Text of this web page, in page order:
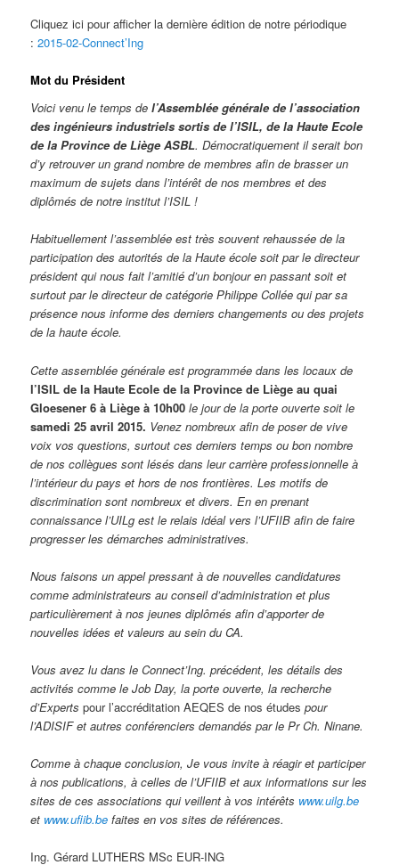
Cliquez ici pour afficher la dernière édition de notre périodique
:2015-02-Connect’Ing
Mot du Président
Voici venu le temps del’Assemblée générale de l’association
des ingénieurs industriels sortis de l’ISIL, de la Haute Ecole
de la Province de Liège ASBL. Démocratiquement il serait bon
d’y retrouver un grand nombre de membres afin de brasser un
maximum de sujets dans l’intérêt de nos membres et des
diplômés de notre institut l’ISIL !
Habituellement l’assemblée est très souvent rehaussée de la
participation des autorités de la Haute école soit par le directeur
président qui nous fait l’amitié d’un bonjour en passant soit et
surtout par le directeur de catégorie Philippe Collée qui par sa
présence nous informe des derniers changements ou des projets
de la haute école.
Cette assemblée générale est programmée dans les locaux de
l’ISIL de la Haute Ecole de la Province de Liège au quai
Gloesener 6 à Liège à 10h00 le jour de la porte ouverte soit le
samedi 25 avril 2015. Venez nombreux afin de poser de vive
voix vos questions, surtout ces derniers temps ou bon nombre
de nos collègues sont lésés dans leur carrière professionnelle à
l’intérieur du pays et hors de nos frontières. Les motifs de
discrimination sont nombreux et divers. En en prenant
connaissance l’UILg est le relais idéal vers l’UFIIB afin de faire
progresser les démarches administratives.
Nous faisons un appel pressant à de nouvelles candidatures
comme administrateurs au conseil d’administration et plus
particulièrement à nos jeunes diplômés afin d’apporter de
nouvelles idées et valeurs au sein du CA.
Vous avez lu dans le Connect’Ing. précédent, les détails des
activités comme le Job Day, la porte ouverte, la recherche
d’Expertspour l’accréditation AEQES de nos étudespour
l’ADISIF et autres conférenciers demandés par le Pr Ch. Ninane.
Comme à chaque conclusion, Je vous invite à réagir et participer
à nos publications, à celles de l’UFIIB et aux informations sur les
sites de ces associations qui veillent à vos intérêts www.uilg.be
et www.ufiib.be faites en vos sites de références.
Ing. Gérard LUTHERS MSc EUR-ING